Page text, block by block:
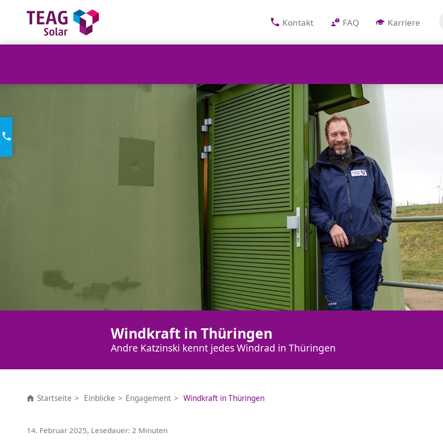
Kontakt FAQ Karriere
Windkraft in Thüringen
Andre Katzinski kennt jedes Windrad in Thüringen
Startseite Einblicke Engagement Windkraft in Thüringen
14. Februar 2025, Lesedauer: 2 Minuten